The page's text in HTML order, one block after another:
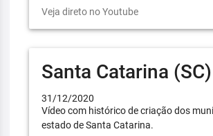
Veja direto no Youtube
Santa Catarina (SC)
31/12/2020
Vídeo com histórico de criação dos
estado de Santa Catarina.